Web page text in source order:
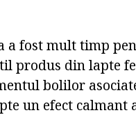
a fost mult timp
produs din lapte
bolilor
un efect calmant